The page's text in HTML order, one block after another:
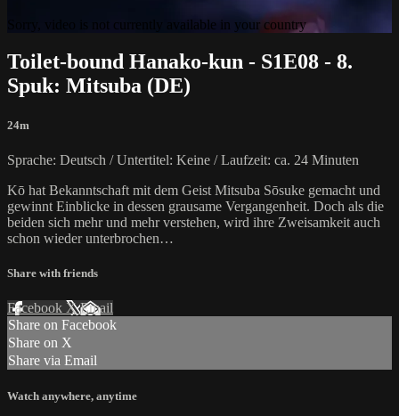
Sorry, video is not currently available in your country
Toilet-bound Hanako-kun - S1E08 - 8.
Spuk: Mitsuba (DE)
24m
Sprache: Deutsch / Untertitel: Keine / Laufzeit: ca. 24 Minuten
Kō hat Bekanntschaft mit dem Geist Mitsuba Sōsuke gemacht und
gewinnt Einblicke in dessen grausame Vergangenheit. Doch als die
beiden sich mehr und mehr verstehen, wird ihre Zweisamkeit auch
schon wieder unterbrochen…
Share with friends
Facebook XEmail
Share on Facebook
Share on X
Share via Email
Watch anywhere, anytime